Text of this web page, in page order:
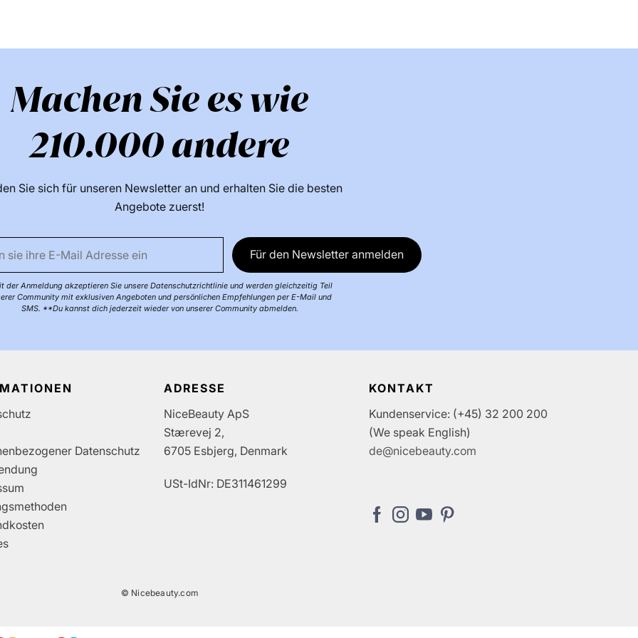
Machen Sie es wie
210.000 andere
Sie sich für unseren Newsletter an und erhalten Sie die besten
Angebote zuerst!
Für den Newsletter anmelden
der Anmeldung akzeptieren Sie unsere Datenschutzrichtlinie und werden gleichzeitig Teil
Community mit exklusiven Angeboten und persönlichen Empfehlungen per E-Mail und
SMS. **Du kannst dich jederzeit wieder von unserer Community abmelden.
Datenschutz
ADRESSE
NiceBeauty ApS
Stærevej 2,
6705 Esbjerg, Denmark
USt-IdNr: DE311461299
KONTAKT
Kundenservice: (+45) 32 200 200
(We speak English)
de@nicebeauty.com
© Nicebeauty.com